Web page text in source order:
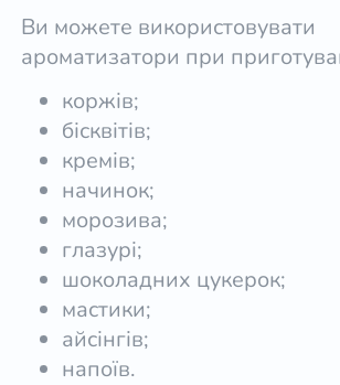
Ви можете використовувати
ароматизатори при
коржів;
бісквітів;
кремів;
начинок;
морозива;
глазурі;
шоколадних цукерок;
мастики;
айсінгів;
напоїв.